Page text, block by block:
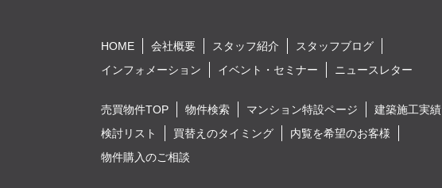
HOME 会社概要 スタッフ紹介
スタッフブログ
インフォメーション
イベント・セミナー ニュースレター
売買物件TOP 物件検索 マンション特設ページ
建築施工実績
検討リスト
買替えのタイミング
内覧を希望のお客様
物件購入のご相談